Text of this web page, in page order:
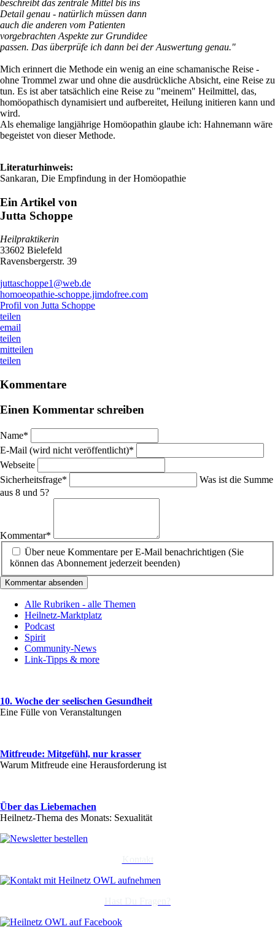
beschreibt das zentrale Mittel bis ins
Detail genau - natürlich müssen dann
auch die anderen vom Patienten
vorgebrachten Aspekte zur Grundidee
passen. Das überprüfe ich dann bei der Auswertung genau."
Mich erinnert die Methode ein wenig an eine schamanische Reise -
ohne Trommel zwar und ohne die ausdrückliche Absicht, eine Reise zu
tun. Es ist aber tatsächlich eine Reise zu "meinem" Heilmittel, das,
homöopathisch dynamisiert und aufbereitet, Heilung initieren kann und
wird.
Als ehemalige langjährige Homöopathin glaube ich: Hahnemann wäre
begeistet von dieser Methode.
Literaturhinweis:
Sankaran, Die Empfindung in der Homöopathie
Ein Artikel von
Jutta Schoppe
Heilpraktikerin
33602 Bielefeld
Ravensbergerstr. 39
juttaschoppe1@web.de
homoeopathie-schoppe.jimdofree.com
Profil von Jutta Schoppe
teilen
email
teilen
mitteilen
teilen
Kommentare
Einen Kommentar schreiben
Name*
E-Mail (wird nicht veröffentlicht)*
Webseite
Pflichtfeld
Sicherheitsfrage*
Was ist die Summe
aus 8 und 5?
Kommentar*
Über neue Kommentare per E-Mail benachrichtigen (Sie
können das Abonnement jederzeit beenden)
Kommentar absenden
Alle Rubriken - alle Themen
Heilnetz-Marktplatz
Podcast
Spirit
Community-News
Link-Tipps & more
10. Woche der seelischen Gesundheit
Eine Fülle von Veranstaltungen
Mitfreude: Mitgefühl, nur krasser
Warum Mitfreude eine Herausforderung ist
Über das Liebemachen
Heilnetz-Thema des Monats: Sexualität